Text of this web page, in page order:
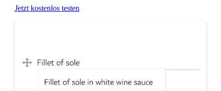
Jetzt kostenlos testen